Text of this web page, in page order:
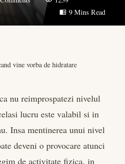
9 Mins Read
vine vorba de hidratare
nu reimprospatezi nivelul
lucru este valabil si in
Insa mentinerea unui nivel
deveni o provocare atunci
de activitate fizica, in